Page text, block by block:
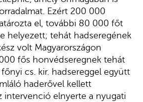
Ezért 200 000
el, további 80 000 főt
helyezett; tehát hadseregének
volt Magyarországon
fős honvédseregnek tehát
cs. kir. hadsereggel együtt
haderővel kellett
intervenció elnyerte a nyugati